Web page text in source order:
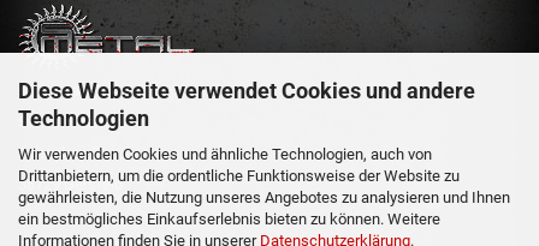
Diese Webseite verwendet Cookies und andere
Technologien
Wir verwenden Cookies und ähnliche Technologien, auch von
Drittanbietern, um die ordentliche Funktionsweise der Website zu
gewährleisten, die Nutzung unseres Angebotes zu analysieren und Ihnen
ein bestmögliches Einkaufserlebnis bieten zu können. Weitere
Informationen finden Sie in unserer Datenschutzerklärung.
sm-metal-shop
Steffen Mehler
Schachen 51
36129 Gersfeld